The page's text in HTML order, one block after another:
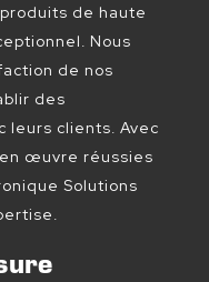
de haute
Nous
de nos
des
leurs clients. Avec
œuvre réussies
Solutions